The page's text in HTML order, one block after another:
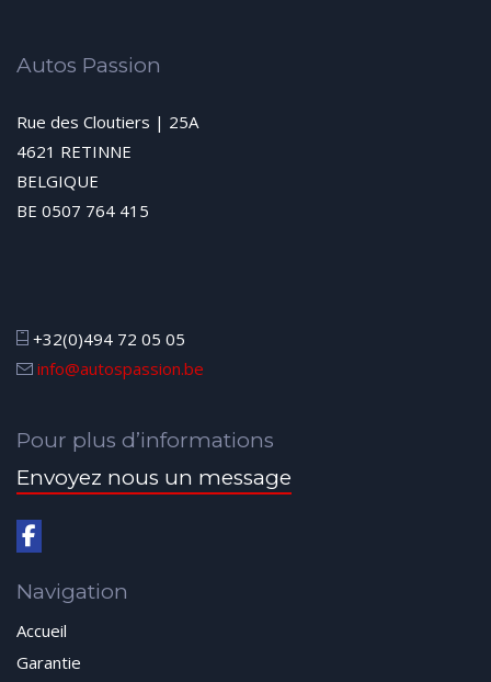
Autos Passion
Rue des Cloutiers | 25A
4621 RETINNE
BELGIQUE
BE 0507 764 415
+32(0)494 72 05 05
info@autospassion.be
Pour plus d’informations
Envoyez nous un message
Navigation
Accueil
Garantie